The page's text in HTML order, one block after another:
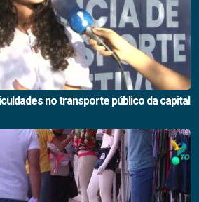
no transporte público da capital